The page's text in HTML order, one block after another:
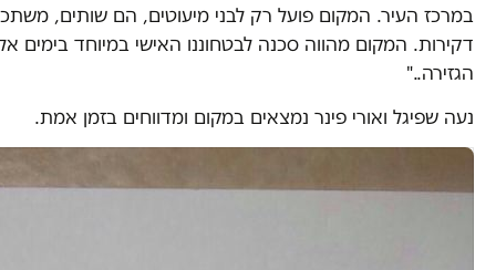
במרכז העיר. המקום פועל רק לבני מיעוטים, הם שותים,
דקירות. המקום מהווה סכנה לבטחוננו האישי במיוחד בימים
הגזירה.."
נעה שפיגל ואורי פינר נמצאים במקום ומדווחים בזמן אמת.